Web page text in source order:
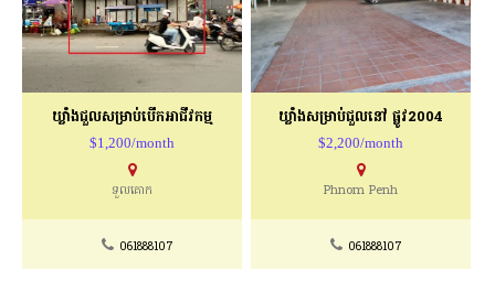
ឃ្លាំងជួលសម្រាប់បើកអាជីវកម្ម
$1,200/month
ទួលគោក
061888107
ឃ្លាំងសម្រាប់ជួលនៅ ផ្លូវ2004
$2,200/month
Phnom Penh
061888107